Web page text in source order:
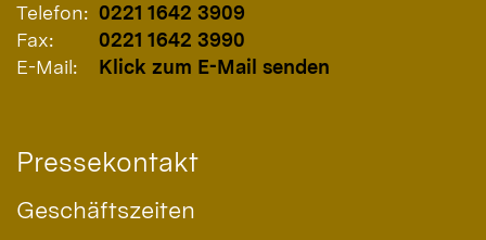
Telefon: 0221 1642 3909
Fax:
0221 1642 3990
E-Mail:
Klick zum E-Mail senden
Pressekontakt
Geschäftszeiten